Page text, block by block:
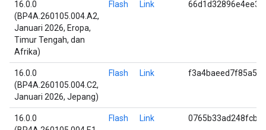
16.0.0
(BP4A.260105.004.A2,
Januari 2026, Eropa,
Timur Tengah, dan
Afrika)
Flash Link
16.0.0
(BP4A.260105.004.C2,
Januari 2026, Jepang)
Flash Link
16.0.0
Flash Link